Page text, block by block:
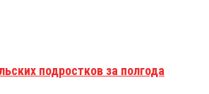
подростков за полгода